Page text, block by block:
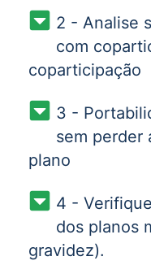
2 - Analise
com
coparticipação
3 -
sem perder
plano
4 -
dos planos
gravidez).